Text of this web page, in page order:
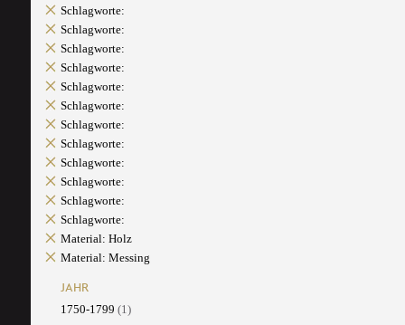
Schlagworte:
Schlagworte:
Schlagworte:
Schlagworte:
Schlagworte:
Schlagworte:
Schlagworte:
Schlagworte:
Schlagworte:
Schlagworte:
Schlagworte:
Schlagworte:
Material: Holz
Material: Messing
JAHR
1750-1799 (1)